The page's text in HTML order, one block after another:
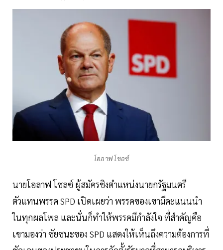
โอลาฟ โชลซ์
นายโอลาฟ โชลซ์ ผู้สมัครชิงตำแหน่งนายกรัฐมนตรี
ตัวแทนพรรค SPD เปิดเผยว่า พรรคของเขามีคะแนนนำ
ในทุกผลโพล และนั่นก็ทำให้พรรคมีกำลังใจ ที่สำคัญคือ
เขามองว่า ชัยชนะของ SPD แสดงให้เห็นถึงความต้องการที่